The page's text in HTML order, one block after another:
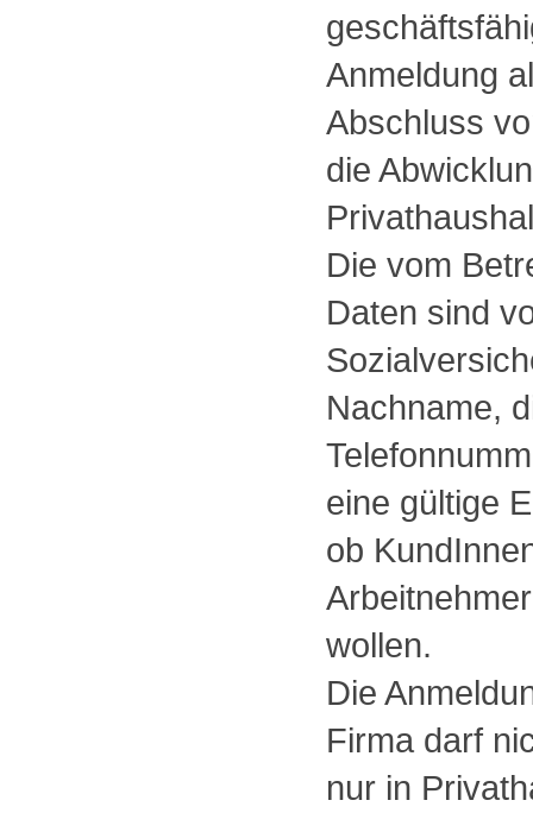
Anmeldung
Abschluss
die
Die vom
Daten sind
Nachname,
eine gültige
ob
wollen.
Die
Firma darf
nur in